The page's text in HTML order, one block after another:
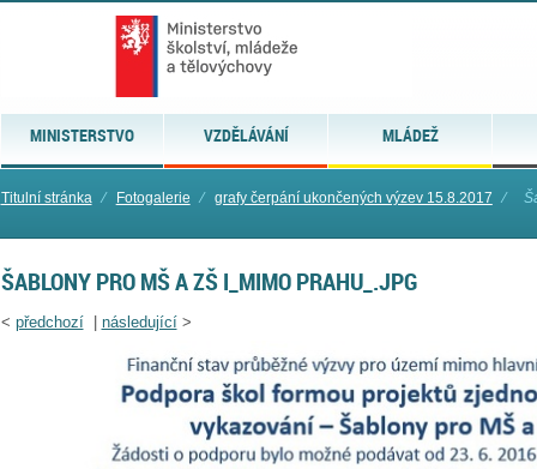
MINISTERSTVO VZDĚLÁVÁNÍ MLÁDEŽ
Titulní stránka ⁄ Fotogalerie ⁄ grafy čerpání ukončených výzev 15.8.2017 ⁄
ŠABLONY PRO MŠ A ZŠ I_MIMO PRAHU_.JPG
< předchozí| následující>